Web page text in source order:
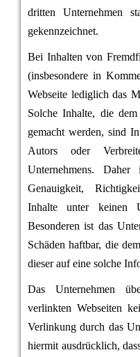
dritten Unternehmen
gekennzeichnet.
Bei Inhalten von
(insbesondere in
Webseite lediglich das
Solche Inhalte, die
gemacht werden, sind
Autors oder
Unternehmens.
Genauigkeit,
Inhalte unter keinen
Besonderen ist das
Schäden haftbar, die
dieser auf eine solche
Das Unternehmen
verlinkten Webseiten
Verlinkung durch das
hiermit ausdrücklich,